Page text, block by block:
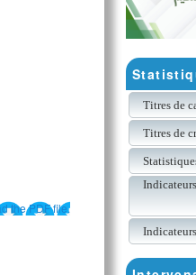
the PDF file.
Titres de
Titres de